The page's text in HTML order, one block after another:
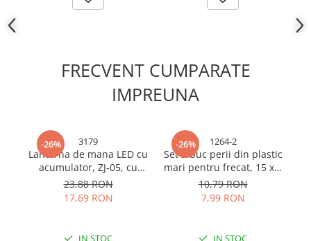
Cabluri electrice si conductori
Cabluri si adaptoare
Lampi si veioze
Insecticide & capcane
Kit-uri Smart Home si senzori
Perii, trimere si clesti animale
FRECVENT CUMPARATE
IMPREUNA
-26% 3179
Lanterna de mana LED cu
acumulator, ZJ-05, cu
doua surse de iluminare,
AVI-3179
23,88 RON
17,69 RON
IN STOC
-26% 1264-2
Set 2 buc perii din plastic
mari pentru frecat, 15 x 7
cm, AVI-1264
10,79 RON
7,99 RON
IN STOC